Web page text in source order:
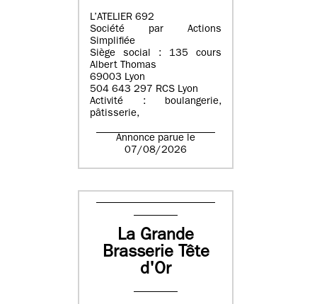
L’ATELIER 692
Société par Actions
Simplifiée
Siège social : 135 cours
Albert Thomas
69003 Lyon
504 643 297 RCS Lyon
Activité : boulangerie,
pâtisserie,
Annonce parue le
07/08/2026
La Grande
Brasserie Tête
d'Or